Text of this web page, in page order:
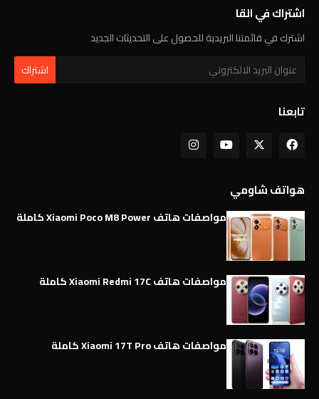
اشتراك في القا
اشترك في قائمتنا البريدية للحصول على التحديثات الجديد
تابعنا
هواتف شاومي
مواصفات هاتف Xiaomi Poco M8 Power كاملة
مواصفات هاتف Xiaomi Redmi 17C كاملة
مواصفات هاتف Xiaomi 17T Pro كاملة